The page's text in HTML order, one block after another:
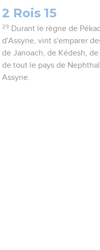
2 Rois 15
29 Durant le règne de
d'Assyrie, vint s'emparer
de Janoach, de Kédesh,
de tout le pays de
Assyrie.